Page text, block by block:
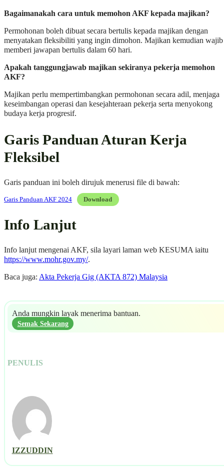
Bagaimanakah cara untuk memohon AKF kepada majikan?
Permohonan boleh dibuat secara bertulis kepada majikan dengan
menyatakan fleksibiliti yang ingin dimohon. Majikan kemudian wajib
memberi jawapan bertulis dalam 60 hari.
Apakah tanggungjawab majikan sekiranya pekerja memohon
AKF?
Majikan perlu mempertimbangkan permohonan secara adil, menjaga
keseimbangan operasi dan kesejahteraan pekerja serta menyokong
budaya kerja progresif.
Garis Panduan Aturan Kerja
Fleksibel
Garis panduan ini boleh dirujuk menerusi file di bawah:
Garis Panduan AKF 2024 Download
Info Lanjut
Info lanjut mengenai AKF, sila layari laman web KESUMA iaitu
https://www.mohr.gov.my/.
Baca juga: Akta Pekerja Gig (AKTA 872) Malaysia
Anda mungkin layak menerima bantuan.
Semak Sekarang
PENULIS
IZZUDDIN